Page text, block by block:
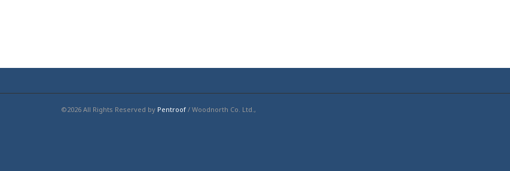
©2026 All Rights Reserved by Pentroof / Woodnorth Co. Ltd.,